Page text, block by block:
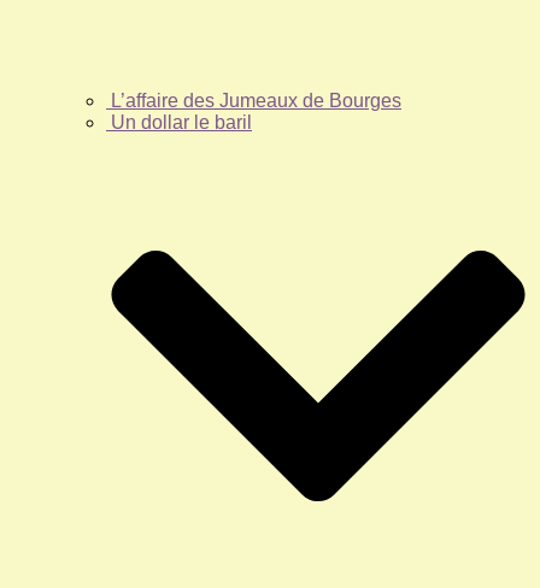
L’affaire des Jumeaux de Bourges
Un dollar le baril